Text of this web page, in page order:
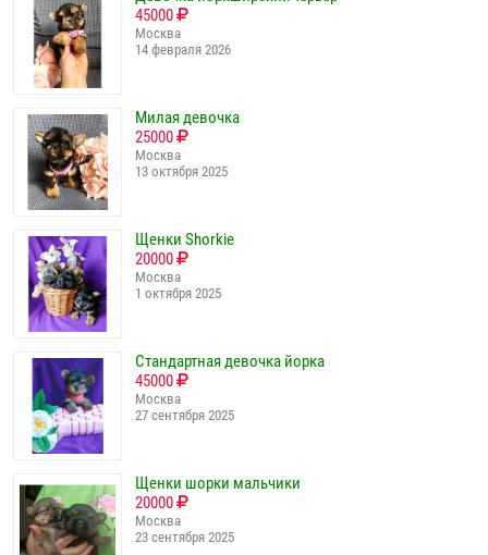
45000
Москва
14 февраля 2026
Милая девочка
25000
Москва
13 октября 2025
Щенки Shorkie
20000
Москва
1 октября 2025
Стандартная девочка йорка
45000
Москва
27 сентября 2025
Щенки шорки мальчики
20000
Москва
23 сентября 2025